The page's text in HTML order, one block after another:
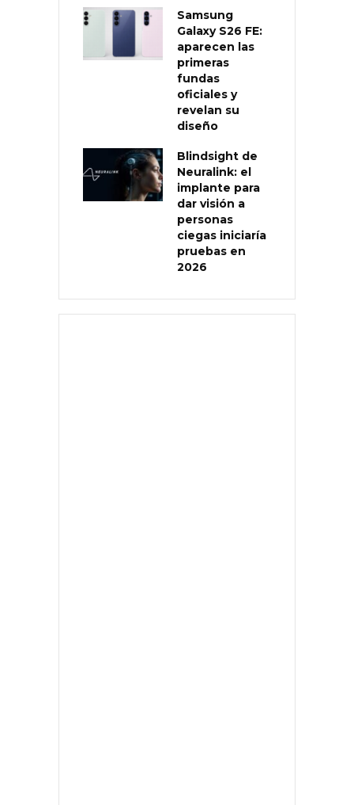
Samsung
Galaxy S26 FE:
aparecen las
primeras
fundas
oficiales y
revelan su
diseño
Blindsight de
Neuralink: el
implante para
dar visión a
personas
ciegas iniciaría
pruebas en
2026